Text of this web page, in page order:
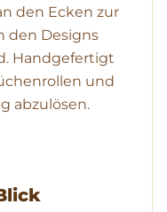
den Ecken zur
den Designs
Handgefertigt
und
abzulösen.